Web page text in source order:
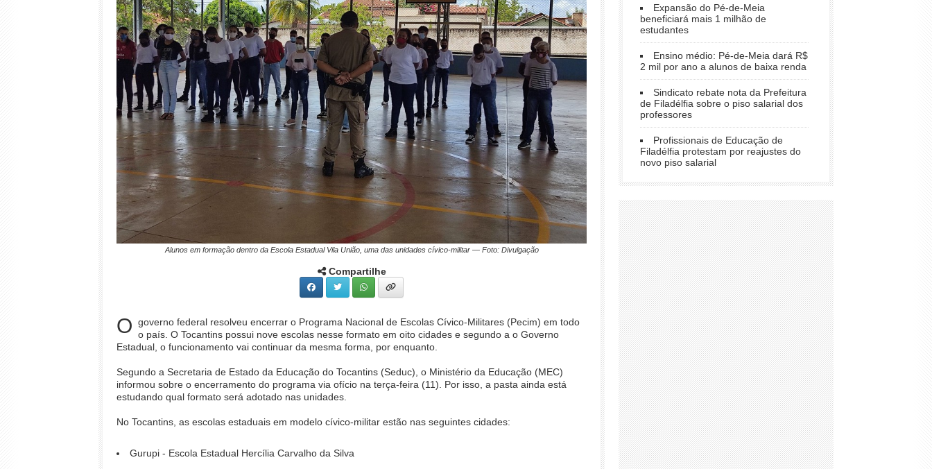
Alunos em formação dentro da Escola Estadual Vila União, uma das unidades cívico-militar — Foto: Divulgação
Compartilhe
O governo federal resolveu encerrar o Programa Nacional de Escolas Cívico-Militares (Pecim) em todo
o país. O Tocantins possui nove escolas nesse formato em oito cidades e segundo a o Governo
Estadual, o funcionamento vai continuar da mesma forma, por enquanto.
Segundo a Secretaria de Estado da Educação do Tocantins (Seduc), o Ministério da Educação (MEC)
informou sobre o encerramento do programa via ofício na terça-feira (11). Por isso, a pasta ainda está
estudando qual formato será adotado nas unidades.
No Tocantins, as escolas estaduais em modelo cívico-militar estão nas seguintes cidades:
Gurupi - Escola Estadual Hercília Carvalho da Silva
Expansão do Pé-de-Meia
beneficiará mais 1 milhão de
estudantes
Ensino médio: Pé-de-Meia dará R$
2 mil por ano a alunos de baixa renda
Sindicato rebate nota da Prefeitura
de Filadélfia sobre o piso salarial dos
professores
Profissionais de Educação de
Filadélfia protestam por reajustes do
novo piso salarial